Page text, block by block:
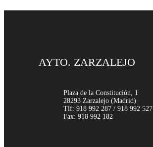
AYTO. ZARZALEJO
Plaza de la Constitución, 1
28293 Zarzalejo (Madrid)
Tlf: 918 992 287 / 918 992 527
Fax: 918 992 182